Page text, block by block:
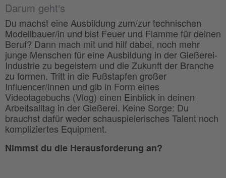
Darum geht‘s
Du machst eine Ausbildung zum/zur technischen
Modellbauer/in und bist Feuer und Flamme für deinen
Beruf? Dann mach mit und hilf dabei, noch mehr
junge Menschen für eine Ausbildung in der Gießerei-
Industrie zu begeistern und die Zukunft der Branche
zu formen. Tritt in die Fußstapfen großer
Influencer/innen und gib in Form eines
Videotagebuchs (Vlog) einen Einblick in deinen
Arbeitsalltag in der Gießerei. Keine Sorge: Du
brauchst dafür weder schauspielerisches Talent noch
kompliziertes Equipment.
Nimmst du die Herausforderung an?